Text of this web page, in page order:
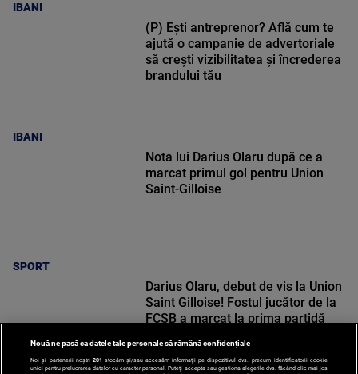
IBANI
IBANI
(P) Ești antreprenor? Află cum te
ajută o campanie de advertoriale
să crești vizibilitatea și încrederea
brandului tău
SPORT
Nota lui Darius Olaru după ce a
marcat primul gol pentru Union
Saint-Gilloise
Darius Olaru, debut de vis la Union
Saint Gilloise! Fostul jucător de la
FCSB a marcat la prima partidă
Nouă ne pasă ca datele tale personale să rămână confidențiale
Noi și partenerii noștri 201 stocăm și/sau accesăm informații pe dispozitivul dvs., precum identificatorii cookie
unici pentru prelucrarea datelor cu caracter personal. Puteți accepta sau gestiona alegerile dvs. făcând clic mai jos